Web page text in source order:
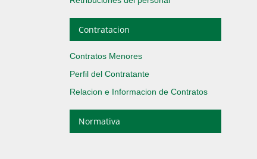
Contratacion
Contratos Menores
Perfil del Contratante
Relacion e Informacion de Contratos
Normativa